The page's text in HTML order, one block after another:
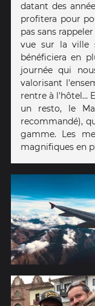
datant des
profitera pour
pas sans
vue sur la ville
bénéficiera en
journée qui
valorisant
rentre à l'hôtel…
un resto, le
recommandé),
gamme. Les
magnifiques en